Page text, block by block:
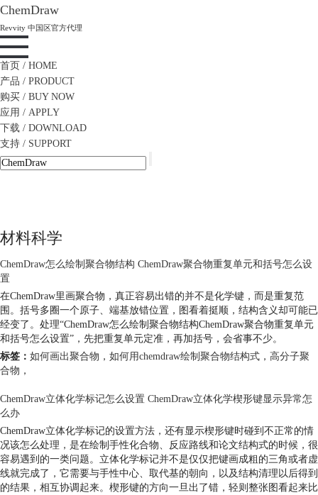
ChemDraw
Revvity 中国区官方代理
首页 / HOME
产品 / PRODUCT
购买 / BUY NOW
应用 / APPLY
下载 / DOWNLOAD
支持 / SUPPORT
材料科学
ChemDraw怎么绘制聚合物结构 ChemDraw聚合物重复单元和括号怎么设
置
在ChemDraw里画聚合物，真正容易出错的并不是化学键，而是重复范
围。括号多圈一个原子、端基放错位置，图看着挺顺，结构含义却可能已
经变了。处理“ChemDraw怎么绘制聚合物结构ChemDraw聚合物重复单元
和括号怎么设置”，先把重复单元定准，再加括号，会省事不少。
标签： 如何画出聚合物 ， 如何用chemdraw绘制聚合物结构式 ， 高分子聚
合物 ，
ChemDraw立体化学标记怎么设置 ChemDraw立体化学楔形键显示异常怎
么办
ChemDraw立体化学标记的设置方法，还有显示楔形键时碰到不正常的情
况该怎么处理，是在绘制手性化合物、反应路线和论文结构式的时候，很
容易遇到的一类问题。立体化学标记并不是仅仅把键画成粗的三角或者虚
线就完成了，它需要与手性中心、取代基的朝向，以及结构清理以后得到
的结果，相互协调起来。楔形键的方向一旦出了错，轻则整张图看起来比